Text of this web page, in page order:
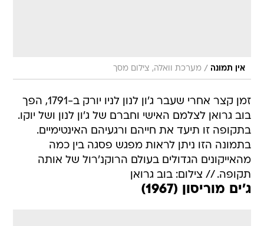
אין תמונה / מערכת וואלה, צילום מסך
זמן קצר אחרי שעבר ג'ון לנון לניו יורק ב-1791, הפך
בוב גרואן לצלמם האישי וחברם של ג'ון לנון ושל יוקו.
בתקופה זו תיעד את חייהם ורגעיהם האינטימיים.
בתמונה הזו ניתן לראות מפגש פסגה בין כמה
מהאייקונים הגדולים בעולם הרוקנ'רול של אותה
תקופה. // צילום: בוב גרואן
ג'ים מוריסון (1967)